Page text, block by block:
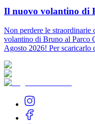
Il nuovo volantino di
Non perdere le
volantino di Bruno al Parco
Agosto 2026! Per scaricarlo